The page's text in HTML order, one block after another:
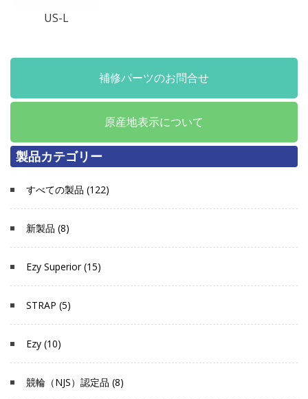
US-L
補修パーツのお問合せ
原産地表示について
製品カテゴリー
すべての製品 (122)
新製品 (8)
Ezy Superior (15)
STRAP (5)
Ezy (10)
競輪（NJS）認定品 (8)